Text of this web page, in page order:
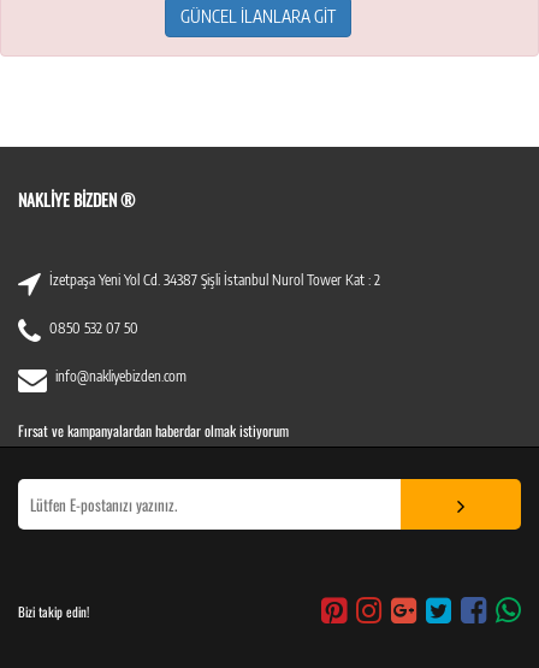
GÜNCEL İLANLARA GİT
NAKLIYE BIZDEN ®
İzetpaşa Yeni Yol Cd. 34387 Şişli İstanbul Nurol Tower Kat : 2
0850 532 07 50
info@nakliyebizden.com
Fırsat ve kampanyalardan haberdar olmak istiyorum
Bizi takip edin!